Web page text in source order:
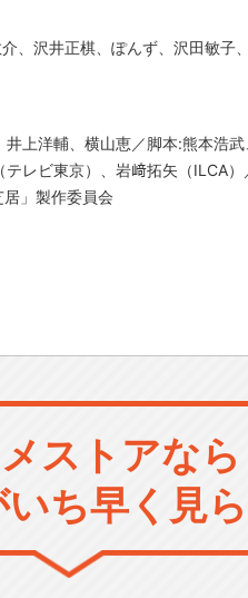
、沢井正棋、ぽんず、沢田敏子
上洋輔、横山恵／脚本:熊本浩
レビ東京）、岩﨑拓矢（ILCA）
居」製作委員会
ストアなら
ち早く見ら